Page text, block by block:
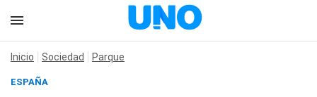
Inicio Sociedad Parque
ESPAÑA